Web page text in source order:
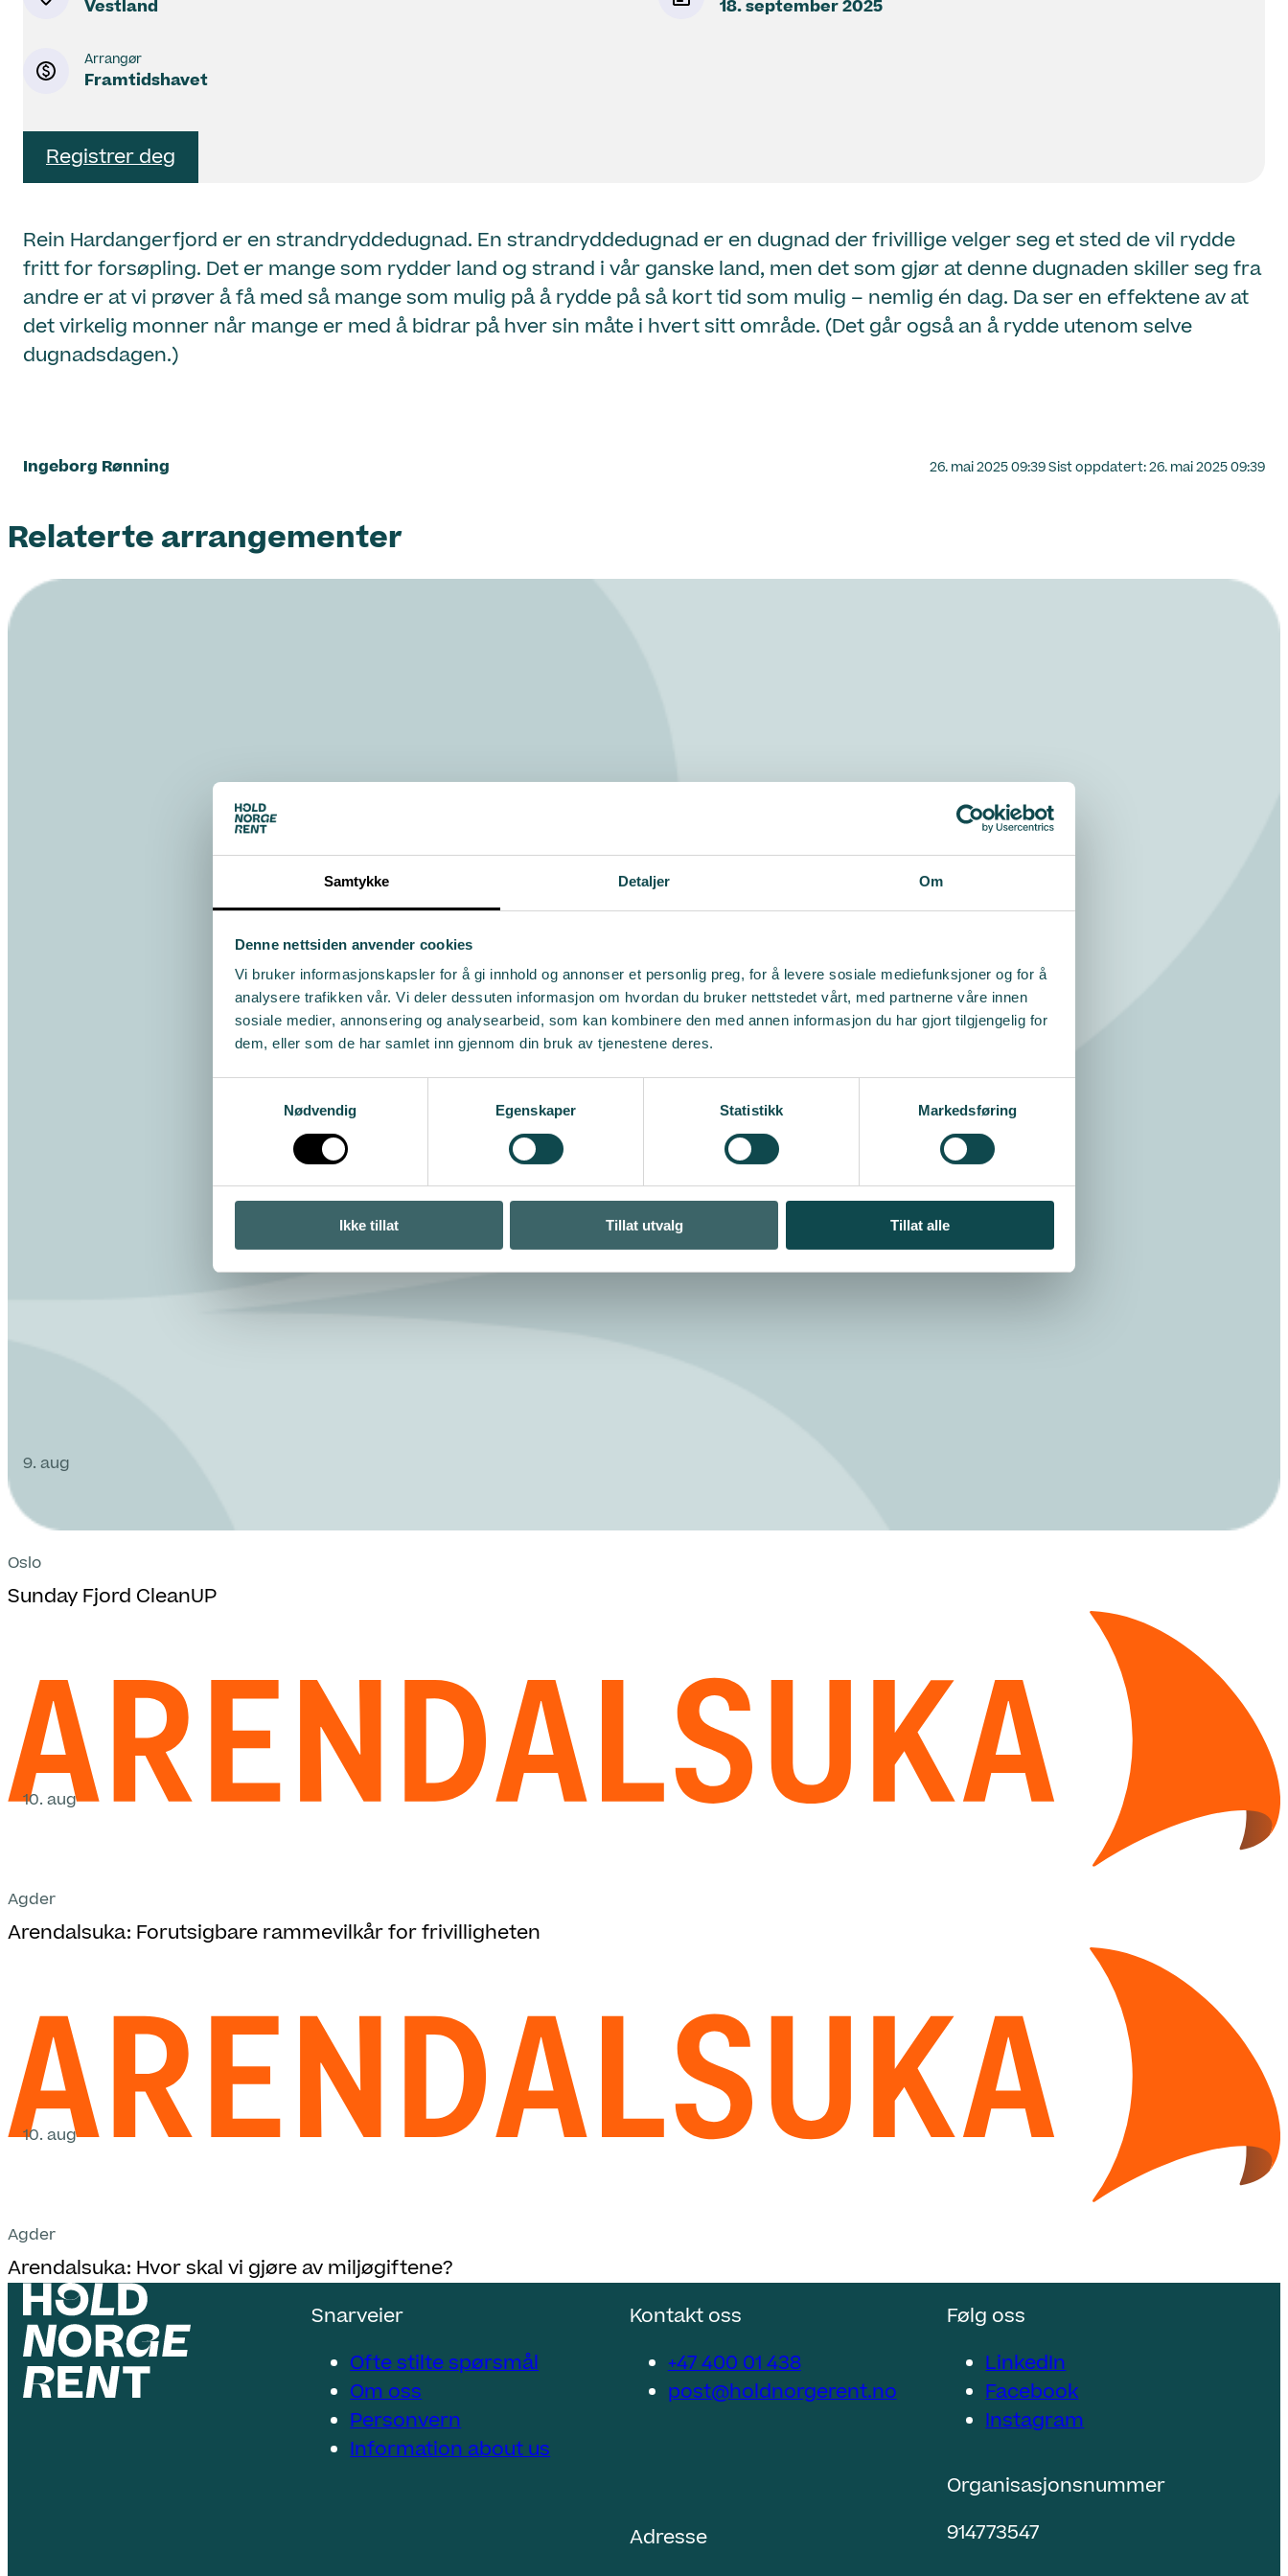
Samtykke Detaljer Om
Denne nettsiden anvender cookies
Vi bruker informasjonskapsler for å gi innhold og annonser et personlig preg, for å levere sosiale mediefunksjoner og for å
analysere trafikken vår. Vi deler dessuten informasjon om hvordan du bruker nettstedet vårt, med partnerne våre innen
sosiale medier, annonsering og analysearbeid, som kan kombinere den med annen informasjon du har gjort tilgjengelig for
dem, eller som de har samlet inn gjennom din bruk av tjenestene deres.
Nødvendig
Egenskaper Statistikk Markedsføring
Ikke tillat Tillat utvalg Tillat alle
Vestland 18. september 2025
Arrangør
Framtidshavet
Registrer deg
Rein Hardangerfjord er en strandryddedugnad. En strandryddedugnad er en dugnad der frivillige velger seg et sted de vil rydde
fritt for forsøpling. Det er mange som rydder land og strand i vår ganske land, men det som gjør at denne dugnaden skiller seg fra
andre er at vi prøver å få med så mange som mulig på å rydde på så kort tid som mulig – nemlig én dag. Da ser en effektene av at
det virkelig monner når mange er med å bidrar på hver sin måte i hvert sitt område. (Det går også an å rydde utenom selve
dugnadsdagen.)
Ingeborg Rønning
Lagt
26. mai 2025 09:39Sist oppdatert:26. mai 2025 09:39
Relaterte arrangementer
9. aug
Oslo
Sunday Fjord CleanUP
10. aug
Agder
Arendalsuka: Forutsigbare rammevilkår for frivilligheten
10. aug
Agder
Arendalsuka: Hvor skal vi gjøre av miljøgiftene?
Snarveier
Ofte stilte spørsmål
Om oss
Personvern
Information about us
Kontakt oss
+47 400 01 438
post@holdnorgerent.no
Adresse
Følg oss
LinkedIn
Facebook
Instagram
Organisasjonsnummer
914773547